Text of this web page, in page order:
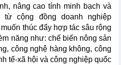
nâng cao tính minh bạch và
từ cộng đồng doanh nghiệp
thúc đẩy hợp tác sâu rộng
năng như: chế biến nông sản
công nghệ hàng không, công
tế-xã hội và công nghiệp quốc